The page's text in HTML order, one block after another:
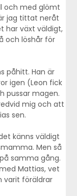
och med glömt
jag tittat neråt
har växt väldigt,
och löshår för
påhitt. Han är
igen (Leon fick
pussar magen.
mig och att
sen.
känns väldigt
Men så
samma gång.
Mattias, vet
varit föräldrar